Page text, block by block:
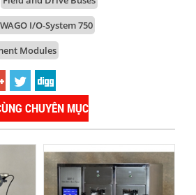
I/O-System 750
Modules
CHUYÊN MỤC